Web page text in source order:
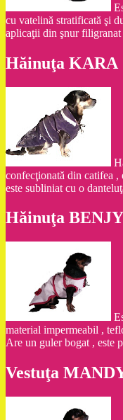
cu vatelină stratificată şi
aplicaţii din şnur filigranat
Hăinuţa KARA
confecţionată din catifea ,
este subliniat cu o
Hăinuţa BENJY
material impermeabil ,
Are un guler bogat , este
Vestuţa